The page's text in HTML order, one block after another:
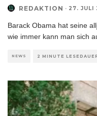
REDAKTION · 27. JULI
Barack Obama hat seine
wie immer kann man sich
NEWS 2 MINUTE